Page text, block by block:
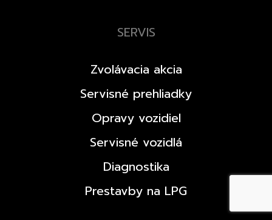
SERVIS
Zvolávacia akcia
Servisné prehliadky
Opravy vozidiel
Servisné vozidlá
Diagnostika
Prestavby na LPG